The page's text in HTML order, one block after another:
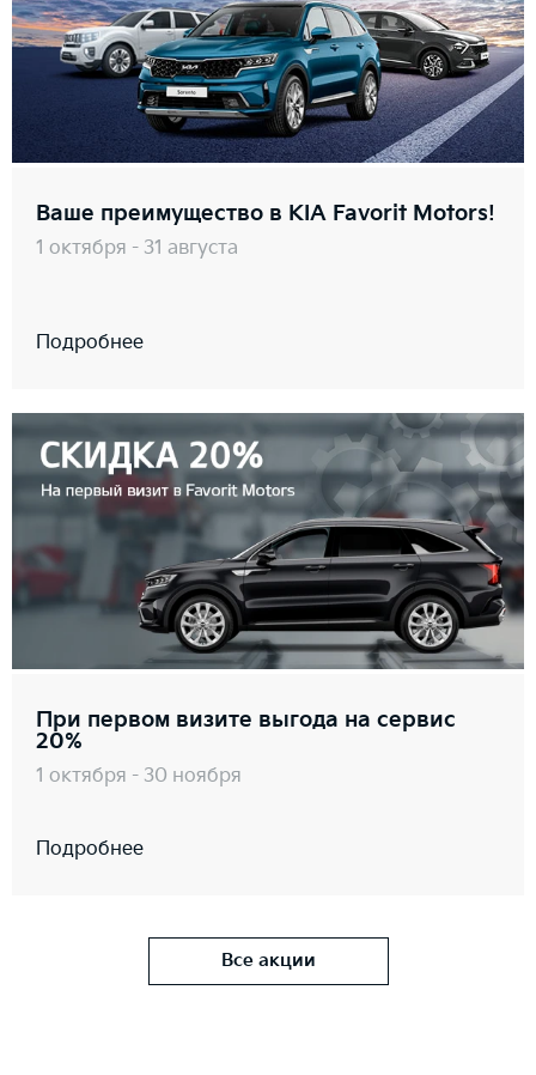
Ваше преимущество в KIA Favorit Motors!
1 октября - 31 августа
Подробнее
При первом визите выгода на сервис
20%
1 октября - 30 ноября
Подробнее
Все акции